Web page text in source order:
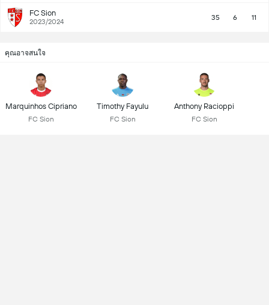
FC Sion
2023/2024 35 6 11
คุณอาจสนใจ
Marquinhos Cipriano
FC Sion
Timothy Fayulu
FC Sion
Anthony Racioppi
FC Sion